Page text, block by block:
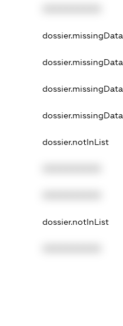
dossier.missingData
dossier.missingData
dossier.missingData
dossier.missingData
dossier.notInList
dossier.notInList